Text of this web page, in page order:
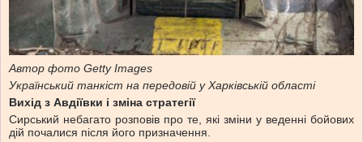
Автор фото Getty Images
Український танкіст на передовій у Харківській області
Вихід з Авдіївки і зміна стратегії
Сирський небагато розповів про те, які зміни у веденні бойових
дій почалися після його призначення.